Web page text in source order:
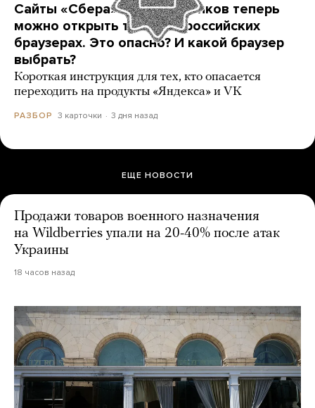
Сайты «Сбера» и других банков теперь
можно открыть только в российских
браузерах. Это опасно? И какой браузер
выбрать?
Короткая инструкция для тех, кто опасается
переходить на продукты «Яндекса» и VK
РАЗБОР 3 карточки 3 дня назад
ЕЩЕ НОВОСТИ
Продажи товаров военного назначения
на Wildberries упали на 20-40% после атак
Украины
18 часов назад